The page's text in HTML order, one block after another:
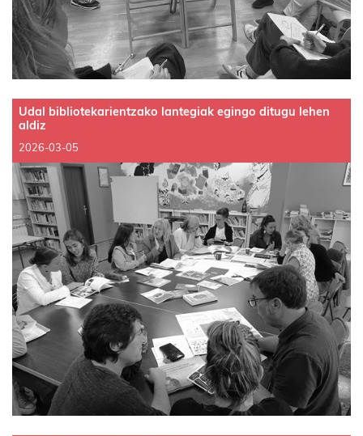
Udal bibliotekarientzako lantegiak egingo ditugu lehen
aldiz
2026-03-05